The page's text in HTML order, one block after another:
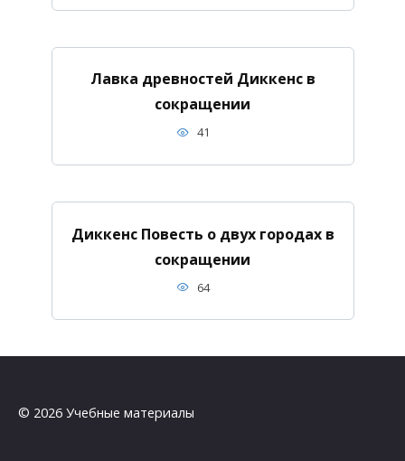
Лавка древностей Диккенс в
сокращении
41
Диккенс Повесть о двух городах в
сокращении
64
© 2026 Учебные материалы